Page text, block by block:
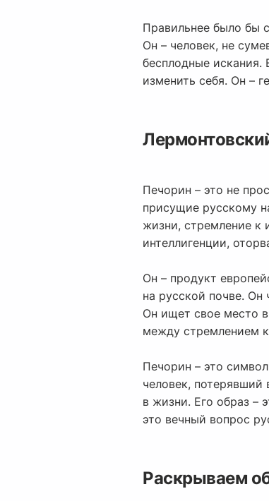
Правильнее было бы
Он – человек, не
бесплодные искания.
изменить себя. Он –
Печорин – это не
присущие русскому
жизни, стремление к
интеллигенции,
Он – продукт
на русской почве. Он
Он ищет свое место
между стремлением
Печорин – это
человек,
в жизни. Его образ –
это вечный вопрос
Раскрываем